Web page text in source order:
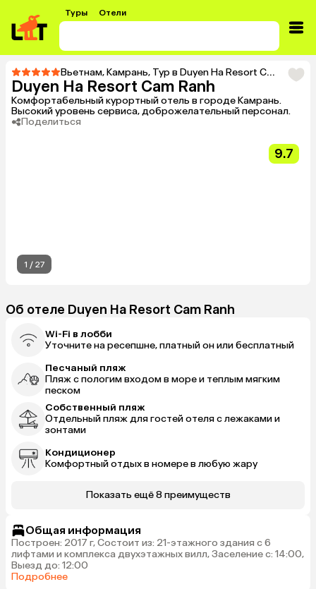
Туры Отели
Вьетнам,Камрань, Тур в Duyen Ha Resort Cam Ranh
Duyen Ha Resort Cam Ranh
Комфортабельный курортный отель в городе Камрань.
Высокий уровень сервиса, доброжелательный персонал.
Поделиться
9.7
1 / 27
Об отеле Duyen Ha Resort Cam Ranh
Wi-Fi в лобби
Уточните на ресепшне, платный он или бесплатный
Песчаный пляж
Пляж с пологим входом в море и теплым мягким
песком
Собственный пляж
Отдельный пляж для гостей отеля с лежаками и
зонтами
Кондиционер
Комфортный отдых в номере в любую жару
Показать ещё 8 преимуществ
Общая информация
Построен: 2017 г, Состоит из: 21-этажного здания с 6
лифтами и комплекса двухэтажных вилл, Заселение с: 14:00,
Выезд до: 12:00
Подробнее